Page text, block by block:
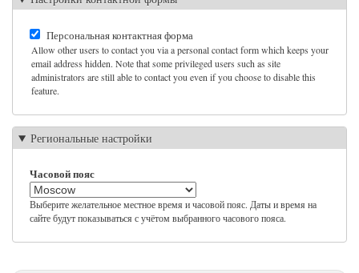
Персональная контактная форма
Allow other users to contact you via a personal contact form which keeps your
email address hidden. Note that some privileged users such as site
administrators are still able to contact you even if you choose to disable this
feature.
Региональные настройки
Часовой пояс
Выберите желательное местное время и часовой пояс. Даты и время на
сайте будут показываться с учётом выбранного часового пояса.